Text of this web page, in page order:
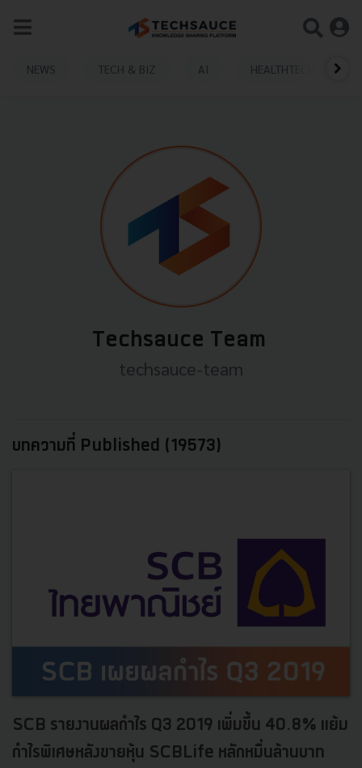
NEWS TECH & BIZ AI HEALTHTECH
Techsauce Team
techsauce-team
บทความที่ Published (19573)
SCB รายงานผลกำไร Q3 2019 เพิ่มขึ้น 40.8% แย้ม
กำไรพิเศษหลังขายหุ้น SCBLife หลักหมื่นล้านบาท